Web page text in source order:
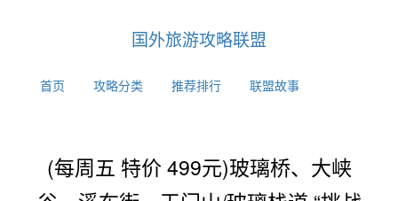
国外旅游攻略联盟
首页 攻略分类 推荐排行 联盟故事
(每周五 特价 499元)玻璃桥、大峡